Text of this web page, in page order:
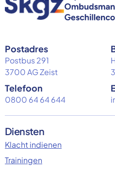
Postadres
Postbus 291
3700 AG Zeist
Telefoon
0800 64 64 644
Diensten
Klacht indienen
Trainingen